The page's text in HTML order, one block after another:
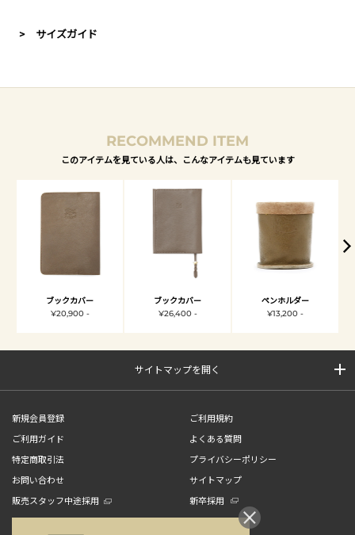
> サイズガイド
RECOMMEND ITEM
このアイテムを見ている人は、こんなアイテムも見ています
ブックカバー
¥20,900 -
ブックカバー
¥26,400 -
ペンホルダー
¥13,200 -
サイトマップを開く
新規会員登録
ご利用規約
ご利用ガイド
よくある質問
特定商取引法
プライバシーポリシー
お問い合わせ
サイトマップ
販売スタッフ中途採用
新卒採用